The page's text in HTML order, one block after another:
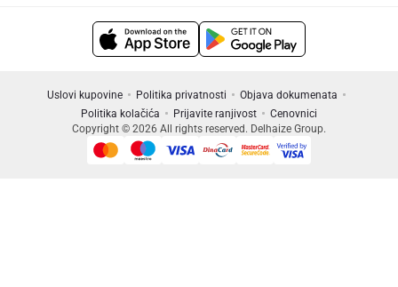
Uslovi kupovine Politika privatnosti
Objava dokumenata
Politika kolačića
Prijavite ranjivost
Cenovnici
Copyright © 2026 All rights reserved. Delhaize Group.